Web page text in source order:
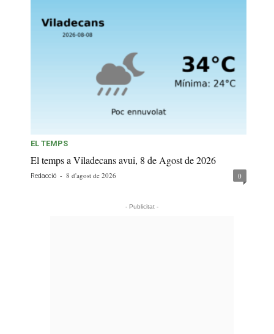
EL TEMPS
El temps a Viladecans avui, 8 de Agost de 2026
Redacció - 8 d'agost de 2026 0
- Publicitat -